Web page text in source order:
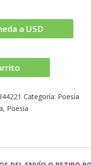
a USD
Categoría: Poesía
, Poesía